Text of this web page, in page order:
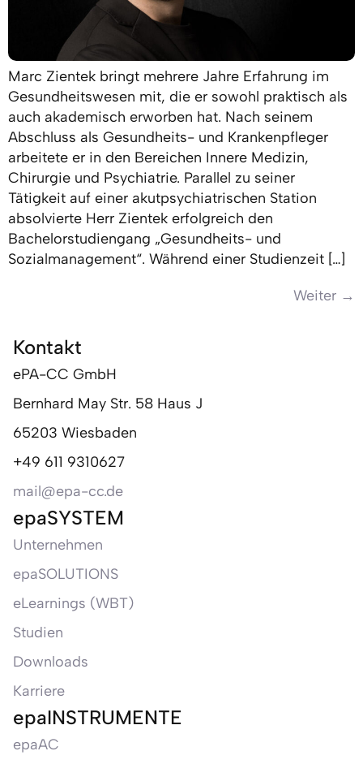
Marc Zientek bringt mehrere Jahre Erfahrung im
Gesundheitswesen mit, die er sowohl praktisch als
auch akademisch erworben hat. Nach seinem
Abschluss als Gesundheits- und Krankenpfleger
arbeitete er in den Bereichen Innere Medizin,
Chirurgie und Psychiatrie. Parallel zu seiner
Tätigkeit auf einer akutpsychiatrischen Station
absolvierte Herr Zientek erfolgreich den
Bachelorstudiengang „Gesundheits- und
Sozialmanagement“. Während einer Studienzeit […]
Weiter →
Kontakt
ePA-CC GmbH
Bernhard May Str. 58 Haus J
65203 Wiesbaden
+49 611 9310627
mail@epa-cc.de
epaSYSTEM
Unternehmen
epaSOLUTIONS
eLearnings (WBT)
Studien
Downloads
Karriere
epaINSTRUMENTE
epaAC